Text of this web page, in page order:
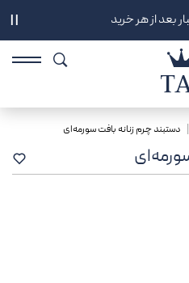
دستبند چرم زنانه بافت سورمه‌ای